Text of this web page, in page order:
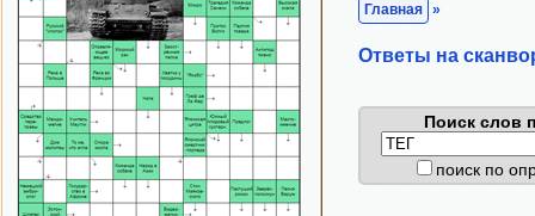
Главная »
Ответы на
Поиск слов
поиск по